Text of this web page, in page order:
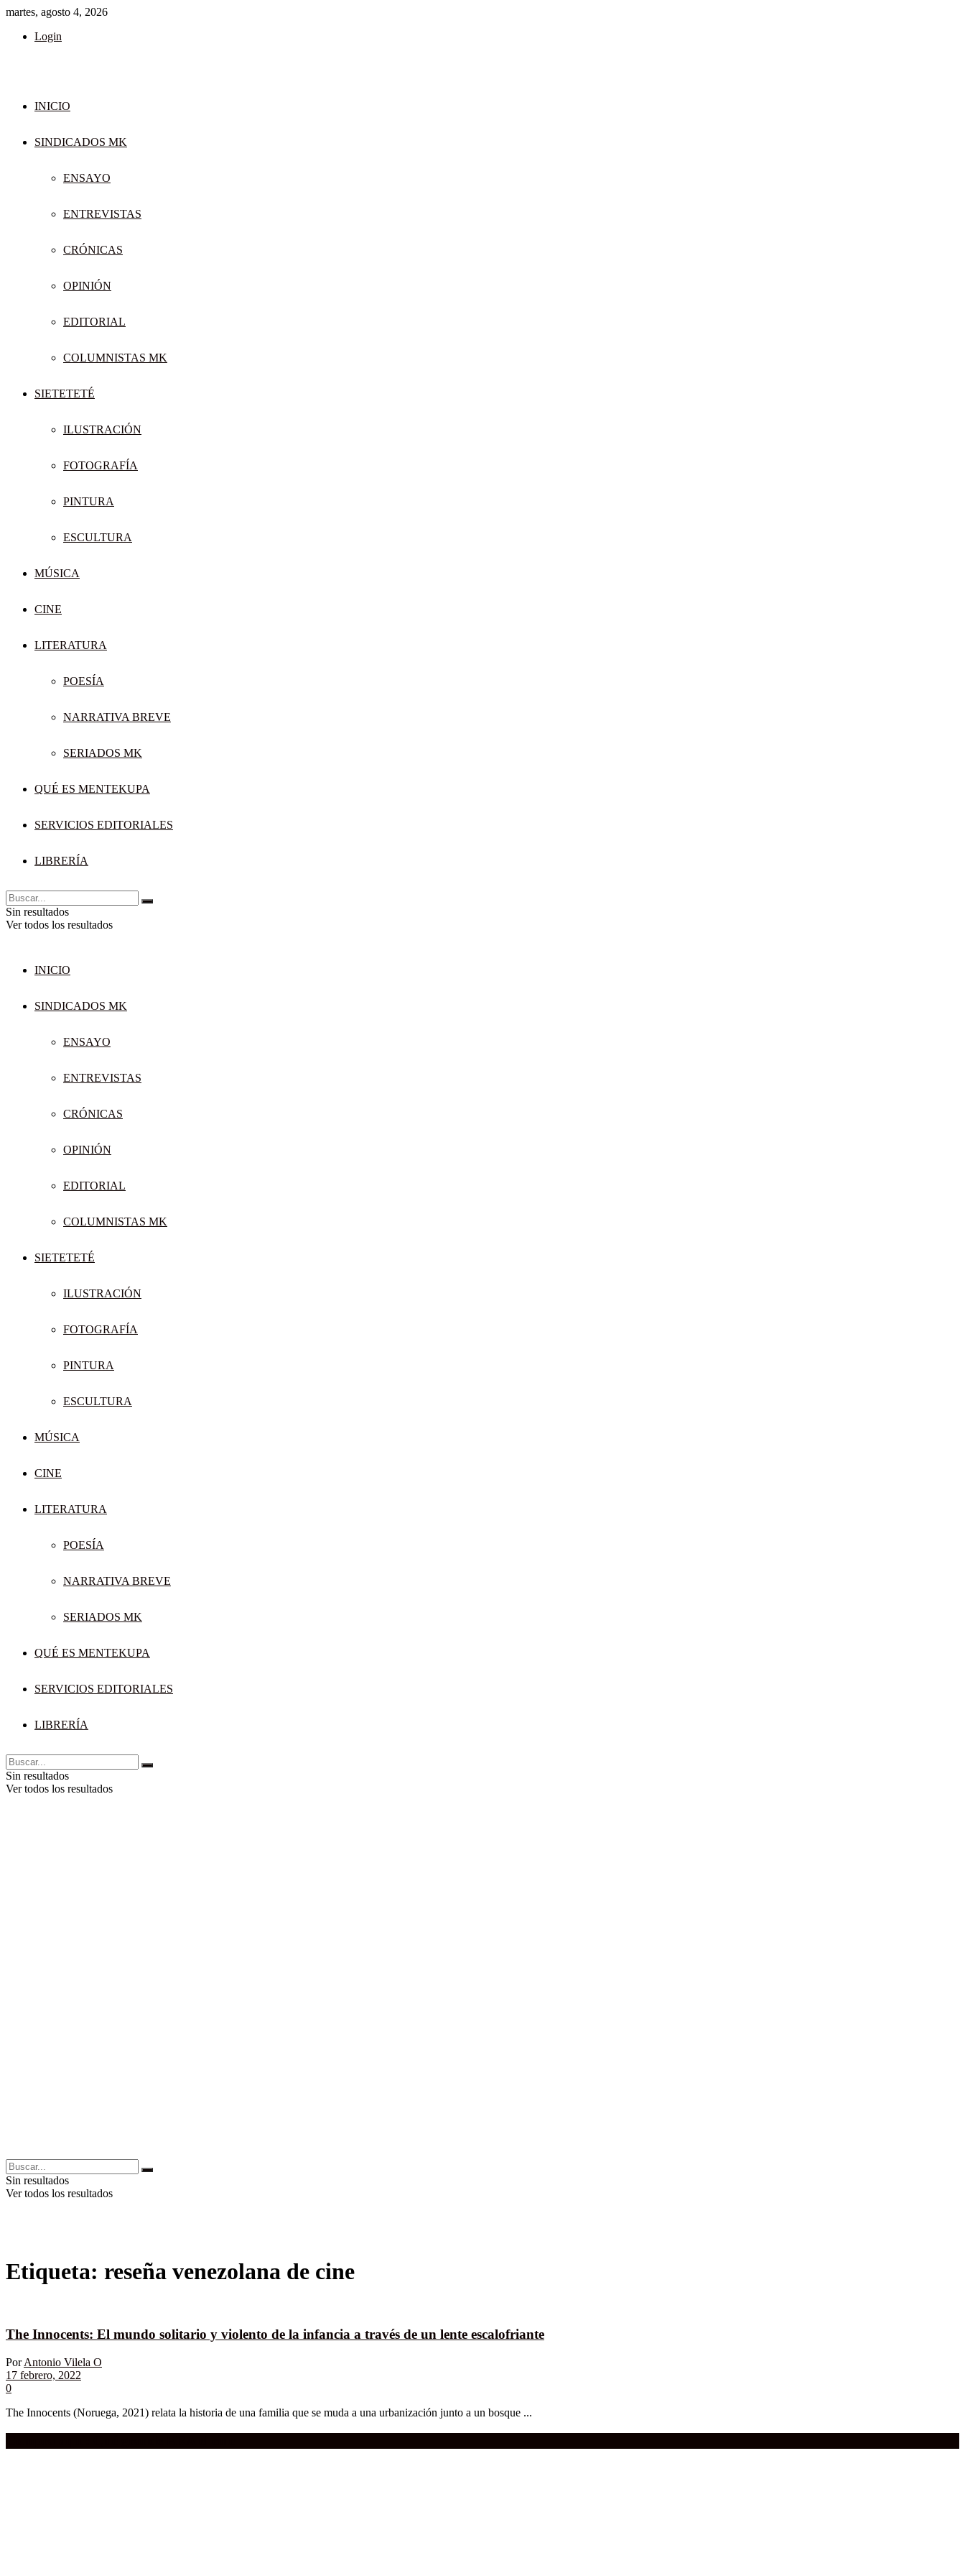
martes, agosto 4, 2026
Login
INICIO
SINDICADOS MK
ENSAYO
ENTREVISTAS
CRÓNICAS
OPINIÓN
EDITORIAL
COLUMNISTAS MK
SIETETETÉ
ILUSTRACIÓN
FOTOGRAFÍA
PINTURA
ESCULTURA
MÚSICA
CINE
LITERATURA
POESÍA
NARRATIVA BREVE
SERIADOS MK
QUÉ ES MENTEKUPA
SERVICIOS EDITORIALES
LIBRERÍA
Sin resultados
Ver todos los resultados
INICIO
SINDICADOS MK
ENSAYO
ENTREVISTAS
CRÓNICAS
OPINIÓN
EDITORIAL
COLUMNISTAS MK
SIETETETÉ
ILUSTRACIÓN
FOTOGRAFÍA
PINTURA
ESCULTURA
MÚSICA
CINE
LITERATURA
POESÍA
NARRATIVA BREVE
SERIADOS MK
QUÉ ES MENTEKUPA
SERVICIOS EDITORIALES
LIBRERÍA
Sin resultados
Ver todos los resultados
Sin resultados
Ver todos los resultados
Etiqueta: reseña venezolana de cine
The Innocents: El mundo solitario y violento de la infancia a través de un lente escalofriante
Por Antonio Vilela O
17 febrero, 2022
0
The Innocents (Noruega, 2021) relata la historia de una familia que se muda a una urbanización junto a un bosque ...